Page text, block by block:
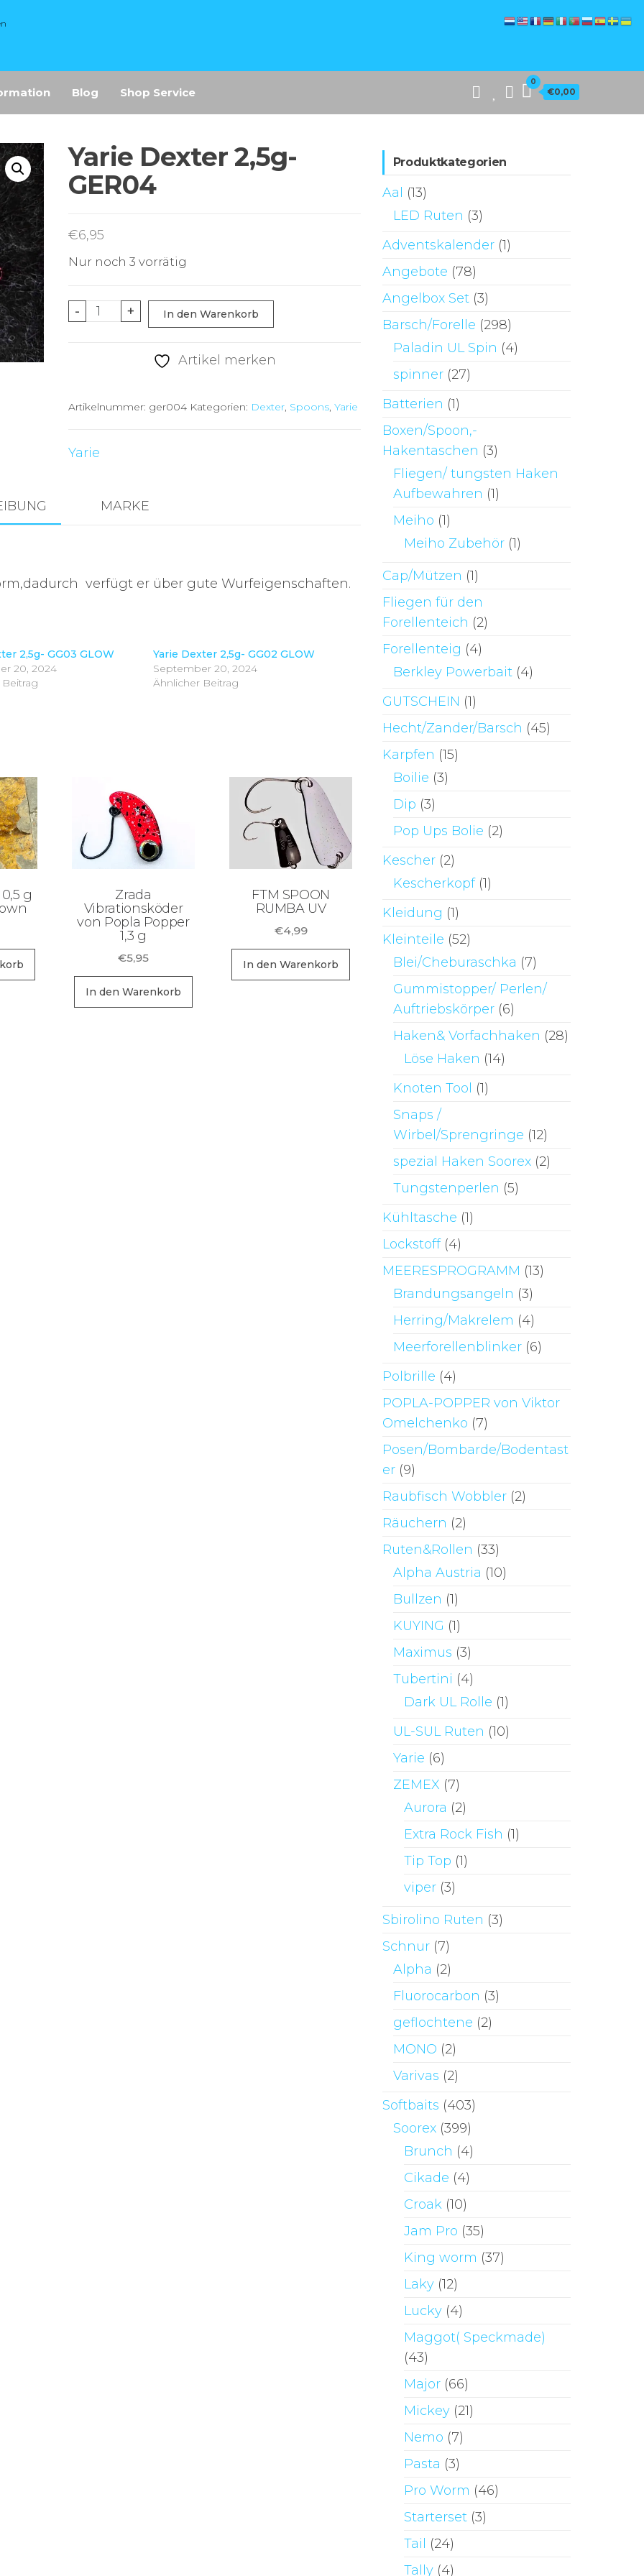
0
€0,00
Blog Shop Service
Yarie Dexter 2,5g-
GER04
€6,95
Nur noch 3 vorrätig
-
Yarie
+ In den Warenkorb
Artikel merken
Artikelnummer: ger004 Kategorien: Dexter, Spoons, Yarie
Yarie
MARKE
verfügt er über gute Wurfeigenschaften.
2,5g- GG03 GLOW
20, 2024
Yarie Dexter 2,5g- GG02 GLOW
September 20, 2024
Ähnlicher Beitrag
g
Zrada
Vibrationsköder
von Popla Popper
1,3 g
€5,95
In den Warenkorb
FTM SPOON
RUMBA UV
€4,99
In den Warenkorb
Produktkategorien
Aal
(13)
LED Ruten (3)
Adventskalender (1)
Angebote (78)
Angelbox Set (3)
Barsch/Forelle (298)
Paladin UL Spin (4)
spinner (27)
Batterien (1)
Boxen/Spoon,-
Hakentaschen (3)
Fliegen/ tungsten Haken
Aufbewahren (1)
Meiho (1)
Meiho Zubehör (1)
Cap/Mützen (1)
Fliegen für den
Forellenteich (2)
Forellenteig (4)
Berkley Powerbait (4)
GUTSCHEIN (1)
Hecht/Zander/Barsch (45)
Karpfen (15)
Boilie (3)
Dip (3)
Pop Ups Bolie (2)
Kescher (2)
Kescherkopf (1)
Kleidung (1)
Kleinteile (52)
Blei/Cheburaschka (7)
Gummistopper/ Perlen/
Auftriebskörper (6)
Haken& Vorfachhaken (28)
Löse Haken (14)
Knoten Tool (1)
Snaps /
Wirbel/Sprengringe (12)
spezial Haken Soorex (2)
Tungstenperlen (5)
Kühltasche (1)
Lockstoff (4)
MEERESPROGRAMM (13)
Brandungsangeln (3)
Herring/Makrelem (4)
Meerforellenblinker (6)
Polbrille (4)
POPLA-POPPER von Viktor
Omelchenko (7)
Posen/Bombarde/Bodentast
er (9)
Raubfisch Wobbler (2)
Räuchern (2)
Ruten&Rollen (33)
Alpha Austria (10)
Bullzen (1)
KUYING (1)
Maximus (3)
Tubertini (4)
Dark UL Rolle (1)
UL-SUL Ruten (10)
Yarie (6)
ZEMEX (7)
Aurora (2)
Extra Rock Fish (1)
Tip Top (1)
viper (3)
Sbirolino Ruten (3)
Schnur (7)
Alpha (2)
Fluorocarbon (3)
geflochtene (2)
MONO (2)
Varivas (2)
Softbaits (403)
Soorex (399)
Brunch (4)
Cikade (4)
Croak (10)
Jam Pro (35)
King worm (37)
Laky (12)
Lucky (4)
Maggot( Speckmade)
(43)
Major (66)
Mickey (21)
Nemo (7)
Pasta (3)
Pro Worm (46)
Starterset (3)
Tail
(24)
Tally (4)